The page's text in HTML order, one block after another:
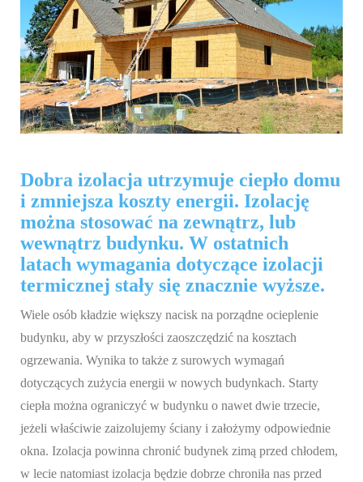
Dobra izolacja utrzymuje ciepło domu
i zmniejsza koszty energii. Izolację
można stosować na zewnątrz, lub
wewnątrz budynku. W ostatnich
latach wymagania dotyczące izolacji
termicznej stały się znacznie wyższe.
Wiele osób kładzie większy nacisk na porządne ocieplenie
budynku, aby w przyszłości zaoszczędzić na kosztach
ogrzewania. Wynika to także z surowych wymagań
dotyczących zużycia energii w nowych budynkach. Starty
ciepła można ograniczyć w budynku o nawet dwie trzecie,
jeżeli właściwie zaizolujemy ściany i założymy odpowiednie
okna. Izolacja powinna chronić budynek zimą przed chłodem,
w lecie natomiast izolacja będzie dobrze chroniła nas przed